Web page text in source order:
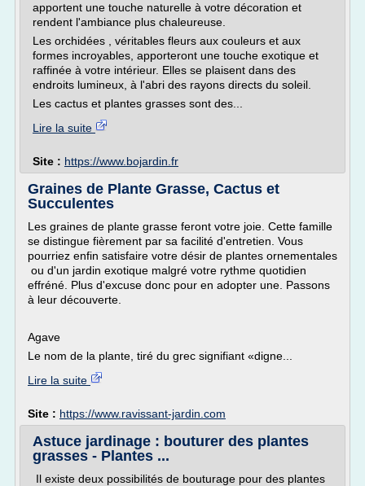
apportent une touche naturelle à votre décoration et
rendent l'ambiance plus chaleureuse.
Les orchidées , véritables fleurs aux couleurs et aux
formes incroyables, apporteront une touche exotique et
raffinée à votre intérieur. Elles se plaisent dans des
endroits lumineux, à l'abri des rayons directs du soleil.
Les cactus et plantes grasses sont des...
Lire la suite
Site : https://www.bojardin.fr
Graines de Plante Grasse, Cactus et
Succulentes
Les graines de plante grasse feront votre joie. Cette famille
se distingue fièrement par sa facilité d'entretien. Vous
pourriez enfin satisfaire votre désir de plantes ornementales
ou d'un jardin exotique malgré votre rythme quotidien
effréné. Plus d'excuse donc pour en adopter une. Passons
à leur découverte.
Agave
Le nom de la plante, tiré du grec signifiant «digne...
Lire la suite
Site : https://www.ravissant-jardin.com
Astuce jardinage : bouturer des plantes
grasses - Plantes ...
Il existe deux possibilités de bouturage pour des plantes